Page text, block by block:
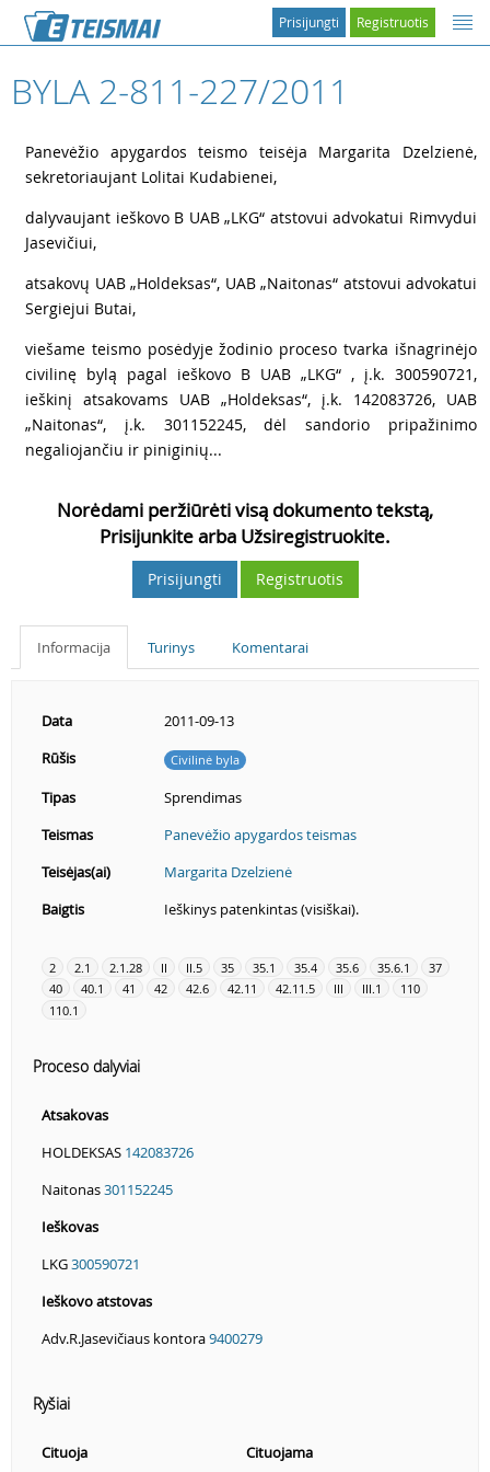
Registruotis
Prisijungti
BYLA 2-811-227/2011
Panevėžio apygardos teismo teisėja Margarita Dzelzienė,
sekretoriaujant Lolitai Kudabienei,
dalyvaujant ieškovo B UAB „LKG“ atstovui advokatui Rimvydui
Jasevičiui,
atsakovų UAB „Holdeksas“, UAB „Naitonas“ atstovui advokatui
Sergiejui Butai,
viešame teismo posėdyje žodinio proceso tvarka išnagrinėjo
civilinę bylą pagal ieškovo B UAB „LKG“ , į.k. 300590721,
ieškinį atsakovams UAB „Holdeksas“, į.k. 142083726, UAB
„Naitonas“, į.k. 301152245, dėl sandorio pripažinimo
negaliojančiu ir piniginių...
Norėdami peržiūrėti visą dokumento tekstą,
Prisijunkite arba Užsiregistruokite.
Prisijungti Registruotis
Informacija Turinys Komentarai
Data
2011-09-13
Rūšis
Civilinė byla
Tipas
Sprendimas
Teismas
Panevėžio apygardos teismas
Teisėjas(ai)
Margarita Dzelzienė
Baigtis
Ieškinys patenkintas (visiškai).
2 2.1 2.1.28 II II.5 35 35.1 35.4 35.6 35.6.1
37
40
40.1 41 42 42.6 42.11 42.11.5 III III.1
110
110.1
Proceso dalyviai
Atsakovas
HOLDEKSAS 142083726
Naitonas301152245
Ieškovas
LKG300590721
Ieškovo atstovas
Adv.R.Jasevičiaus kontora9400279
Ryšiai
Cituoja Cituojama